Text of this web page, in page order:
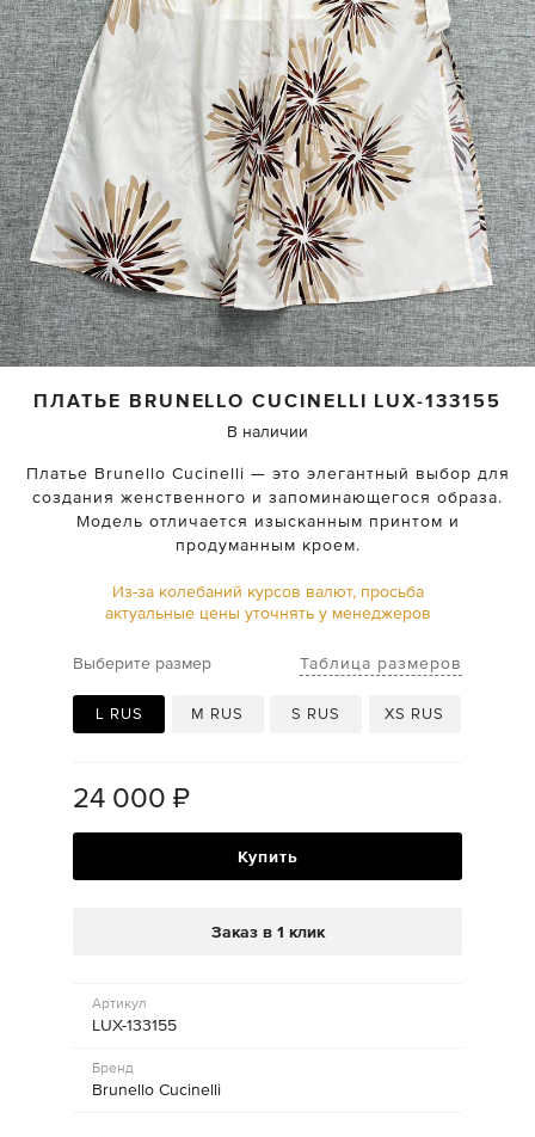
ПЛАТЬЕ BRUNELLO CUCINELLI LUX-133155
В наличии
Платье Brunello Cucinelli — это элегантный выбор для
создания женственного и запоминающегося образа.
Модель отличается изысканным принтом и
продуманным кроем.
Из-за колебаний курсов валют, просьба
актуальные цены уточнять у менеджеров
Выберите размер Таблица размеров
L RUS M RUS S RUS XS RUS
24 000 ₽
Купить
Заказ в 1 клик
Артикул
LUX-133155
Бренд
Brunello Cucinelli